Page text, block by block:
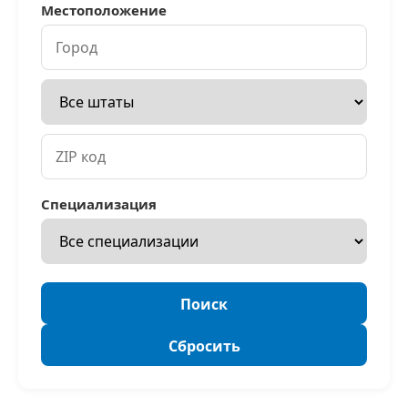
Местоположение
Специализация
Поиск
Сбросить